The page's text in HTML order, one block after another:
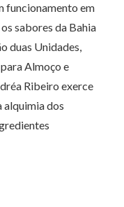
funcionamento em
sabores da Bahia
duas Unidades,
Almoço e
Ribeiro exerce
alquimia dos